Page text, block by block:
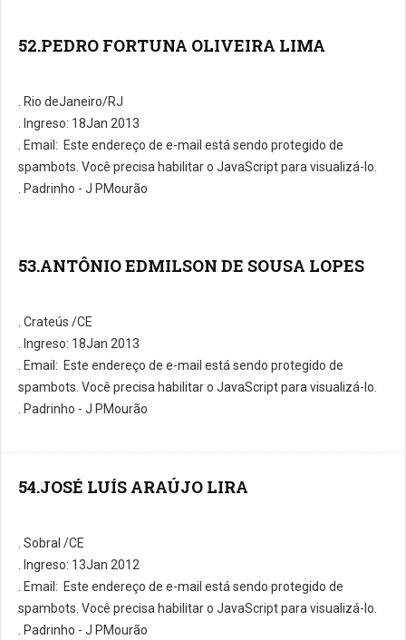
52.PEDRO FORTUNA OLIVEIRA LIMA
. Rio deJaneiro/RJ
. Ingreso: 18Jan 2013
. E­mail: Este endereço de e-mail está sendo protegido de
spambots. Você precisa habilitar o JavaScript para visualizá-lo.
. Padrinho - J PMourão
53.ANTÔNIO EDMILSON DE SOUSA LOPES
. Crateús /CE
. Ingreso: 18Jan 2013
. E­mail: Este endereço de e-mail está sendo protegido de
spambots. Você precisa habilitar o JavaScript para visualizá-lo.
. Padrinho - J PMourão
54.JOSÉ LUÍS ARAÚJO LIRA
. Sobral /CE
. Ingreso: 13Jan 2012
. E­mail: Este endereço de e-mail está sendo protegido de
spambots. Você precisa habilitar o JavaScript para visualizá-lo.
. Padrinho - J PMourão